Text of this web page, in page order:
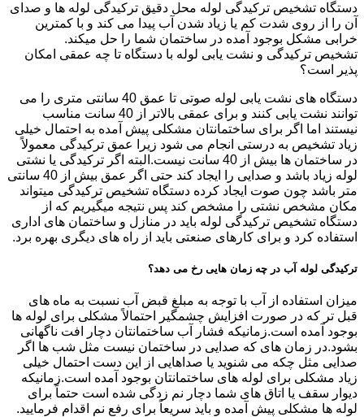
دستگاه تشخیص ترکیدگی لوله محل دقیق ترکیدگی لوله ها و صدای
آن را از روی شدت کم یا زیاد شدن آب پیدا می کند و با کمترین
خرابی مشکل بوجود آمده در ساختمان شما را حل میکند.
تشخیص ترکیدگی و نشت یابی لوله با دستگاه تا چه عمقی امکان
پذیر است؟
دستگاه های نشت یابی لوله صوتی تا عمق 40 سانتی متری را می
توانند نشت یابی کنند و برای عمقی بالاتر از 40 سانت مناسب
نیستند اما اگر برای ساختمانتان مشکلی پیش آمده به احتمال خیلی
زیاد تشخیص به درستی انجام می شود زیرا عمق ترکیدگی معمولاً
در ساختمان ها بیش از 40 سانت نیست.البته اگر ترکیدگی یا نشتی
لوله زیاد باشد و صدایی را ایجاد کند حتی اگر عمق بیش از 40 سانتی
متر باشد چون صوت ایجاد کرده دستگاه تشخیص ترکیدگی میتواند
مکان مشخص نشتی را مشخص کند پس نتیجه میگیریم که از
دستگاه تشخیص ترکیدگی لوله باید در منازل و ساختمان های اداری
استفاده کرد و برای کارهای صنعتی باید از راه های دیگری بهره برد.
ترکیدگی لوله آب در چه زمان هایی رخ می دهد؟
میزان استفاده از آب با توجه به مبلغ قبض آب نسبت به ماه های
قبل تر که در صورت افزایش چشمگیر احتمالاً مشکلی برای لوله ها
بوجود آمده است.زمانیکه فشار آب ساختمانتان دچار افت ناگهانی
بشود.در زمان های که صدایی در ساختمان نیست مثل شب ها اگر
صدایی مثل چکه می شنوید یا صداهایی از این دست احتمال خیلی
زیاد مشکلی برای لوله های ساختمانتان بوجود آمده است.زمانیکه
دیوار سقف یا اتاق های شما دچار نم زدگی شده است حتماً برای
لوله ها مشکلی پیش آمده و باید سریعاً برای رفع نم اقدام فرمایید.